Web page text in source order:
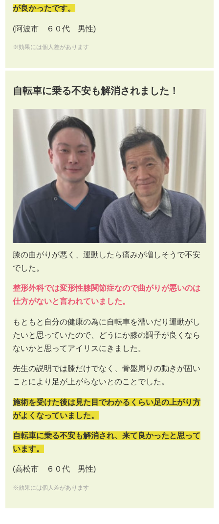
が良かったです。
(阿波市 ６０代 男性)
※効果には個人差があります
自転車に乗る不安も解消されました！
膝の曲がりが悪く、運動したら痛みが増しそうで不安
でした。
整形外科では変形性膝関節症なので曲がりが悪いのは
仕方がないと言われていました。
もともと自分の健康の為に自転車を漕いだり運動がし
たいと思っていたので、どうにか膝の調子が良くなら
ないかと思ってアイリスにきました。
先生の説明では膝だけでなく、骨盤周りの動きが固い
ことにより足が上がらないとのことでした。
施術を受けた後は見た目でわかるくらい足の上がり方
がよくなっていました。
自転車に乗る不安も解消され、来て良かったと思って
います。
(高松市 ６０代 男性)
※効果には個人差があります